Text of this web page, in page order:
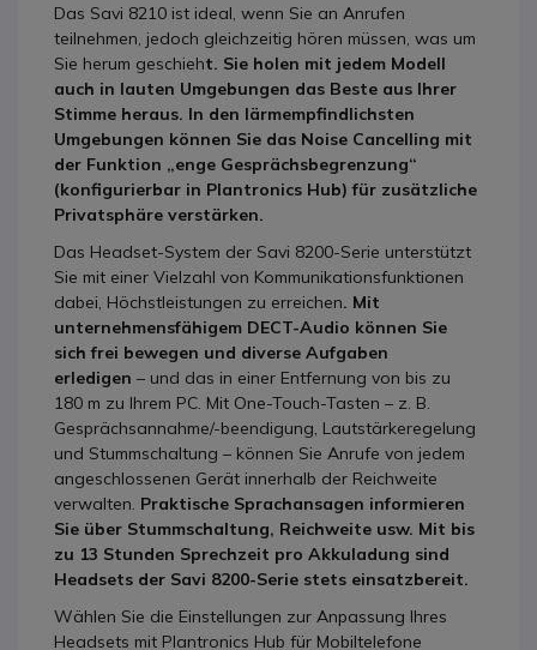
Das Savi 8210 ist ideal, wenn Sie an Anrufen
teilnehmen, jedoch gleichzeitig hören müssen, was um
Sie herum geschieht. Sie holen mit jedem Modell
auch in lauten Umgebungen das Beste aus Ihrer
Stimme heraus. In den lärmempfindlichsten
Umgebungen können Sie das Noise Cancelling mit
der Funktion „enge Gesprächsbegrenzung“
(konfigurierbar in Plantronics Hub) für zusätzliche
Privatsphäre verstärken.
Das Headset-System der Savi 8200-Serie unterstützt
Sie mit einer Vielzahl von Kommunikationsfunktionen
dabei, Höchstleistungen zu erreichen. Mit
unternehmensfähigem DECT-Audio können Sie
sich frei bewegen und diverse Aufgaben
erledigen – und das in einer Entfernung von bis zu
180 m zu Ihrem PC. Mit One-Touch-Tasten – z. B.
Gesprächsannahme/-beendigung, Lautstärkeregelung
und Stummschaltung – können Sie Anrufe von jedem
angeschlossenen Gerät innerhalb der Reichweite
verwalten. Praktische Sprachansagen informieren
Sie über Stummschaltung, Reichweite usw. Mit bis
zu 13 Stunden Sprechzeit pro Akkuladung sind
Headsets der Savi 8200-Serie stets einsatzbereit.
Wählen Sie die Einstellungen zur Anpassung Ihres
Headsets mit Plantronics Hub für Mobiltelefone